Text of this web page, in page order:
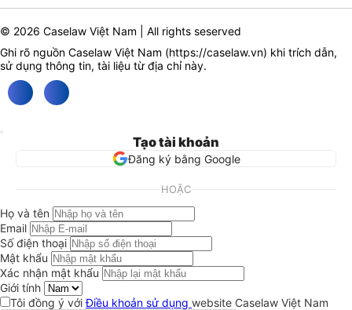
© 2026 Caselaw Việt Nam | All rights seserved
Ghi rõ nguồn Caselaw Việt Nam (https://caselaw.vn) khi trích dẫn,
sử dụng thông tin, tài liệu từ địa chỉ này.
Tạo tài khoản
Đăng ký bằng Google
HOẶC
Họ và tên
Email
Số điện thoại
Mật khẩu
Xác nhận mật khẩu
Giới tính
Tôi đồng ý vớiĐiều khoản sử dụng website Caselaw Việt Nam